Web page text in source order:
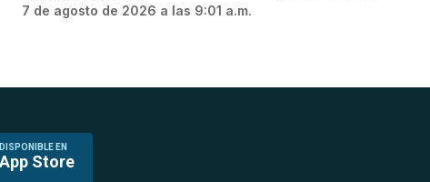
7 de agosto de 2026 a las 9:01 a.m.
DISPONIBLE EN
App Store